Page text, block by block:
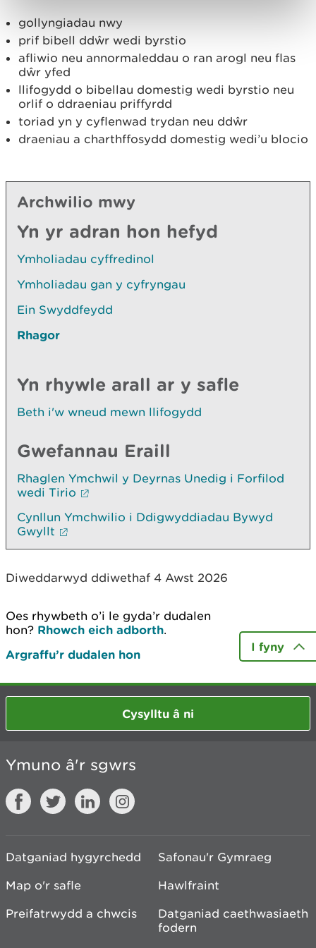
gollyngiadau nwy
prif bibell ddŵr wedi byrstio
afliwio neu annormaleddau o ran arogl neu flas
dŵr yfed
llifogydd o bibellau domestig wedi byrstio neu
orlif o ddraeniau priffyrdd
toriad yn y cyflenwad trydan neu ddŵr
draeniau a charthffosydd domestig wedi’u blocio
Archwilio mwy
Yn yr adran hon hefyd
Ymholiadau cyffredinol
Ymholiadau gan y cyfryngau
Ein Swyddfeydd
Rhagor
Yn rhywle arall ar y safle
Beth i'w wneud mewn llifogydd
Gwefannau Eraill
Rhaglen Ymchwil y Deyrnas Unedig i Forfilod
wedi Tirio
Cynllun Ymchwilio i Ddigwyddiadau Bywyd
Gwyllt
Diweddarwyd ddiwethaf 4 Awst 2026
Oes rhywbeth o’i le gyda’r dudalen
hon? Rhowch eich adborth.
Argraffu’r dudalen hon
I fyny
Cysylltu â ni
Ymuno â'r sgwrs
Datganiad hygyrchedd
Safonau'r Gymraeg
Map o'r safle
Hawlfraint
Preifatrwydd a chwcis
Datganiad caethwasiaeth
fodern